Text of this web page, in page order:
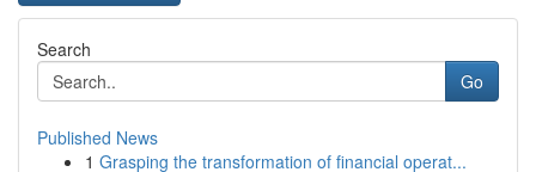
Search
Go
Published News
1 Grasping the transformation of financial operat...